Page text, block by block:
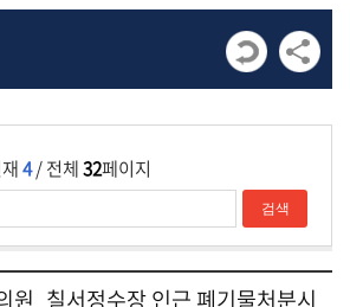
4/ 전체32페이지
원_칠서정수장 인근 폐기물처분시